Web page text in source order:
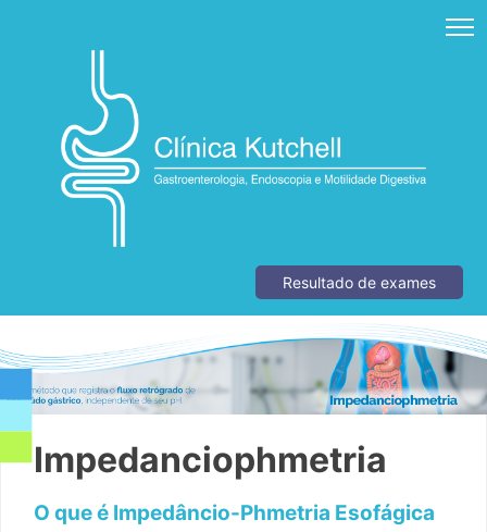
Resultado de exames
Impedanciophmetria
O que é Impedâncio-Phmetria Esofágica